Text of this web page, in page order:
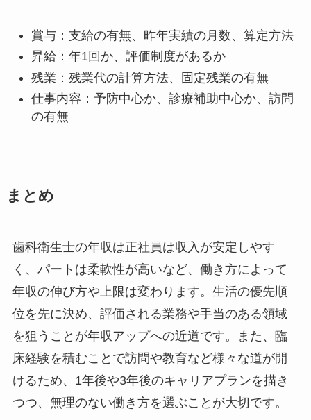
賞与：支給の有無、昨年実績の月数、算定方法
昇給：年1回か、評価制度があるか
残業：残業代の計算方法、固定残業の有無
仕事内容：予防中心か、診療補助中心か、訪問
の有無
まとめ
歯科衛生士の年収は正社員は収入が安定しやす
く、パートは柔軟性が高いなど、働き方によって
年収の伸び方や上限は変わります。生活の優先順
位を先に決め、評価される業務や手当のある領域
を狙うことが年収アップへの近道です。また、臨
床経験を積むことで訪問や教育など様々な道が開
けるため、1年後や3年後のキャリアプランを描き
つつ、無理のない働き方を選ぶことが大切です。